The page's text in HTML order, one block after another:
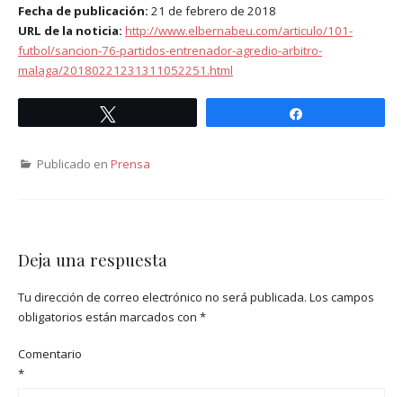
Fecha de publicación: 21 de febrero de 2018
URL de la noticia: http://www.elbernabeu.com/articulo/101-
futbol/sancion-76-partidos-entrenador-agredio-arbitro-
malaga/20180221231311052251.html
Publicado en Prensa
Deja una respuesta
Tu dirección de correo electrónico no será publicada. Los campos
obligatorios están marcados con *
Comentario
*